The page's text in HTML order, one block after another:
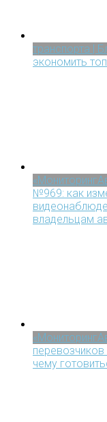
транспорта |
экономить
№969: как
владельцам
чему